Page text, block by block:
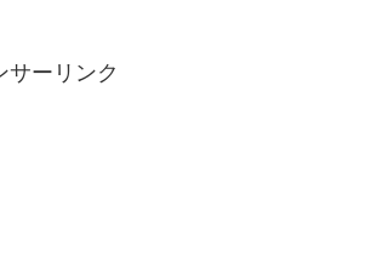
サーリンク